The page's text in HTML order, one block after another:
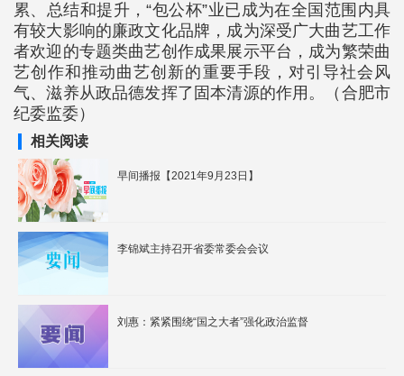
累、总结和提升，“包公杯”业已成为在全国范围内具
有较大影响的廉政文化品牌，成为深受广大曲艺工作
者欢迎的专题类曲艺创作成果展示平台，成为繁荣曲
艺创作和推动曲艺创新的重要手段，对引导社会风
气、滋养从政品德发挥了固本清源的作用。（合肥市
纪委监委）
相关阅读
早间播报【2021年9月23日】
李锦斌主持召开省委常委会会议
刘惠：紧紧围绕“国之大者”强化政治监督